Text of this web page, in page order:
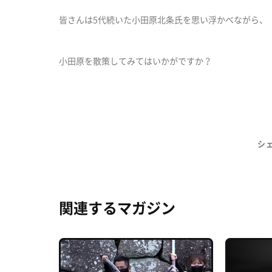
皆さんは5代続いた小田原北条氏を思い浮かべながら、
小田原を散策してみてはいかがですか？
シ
関連するマガジン